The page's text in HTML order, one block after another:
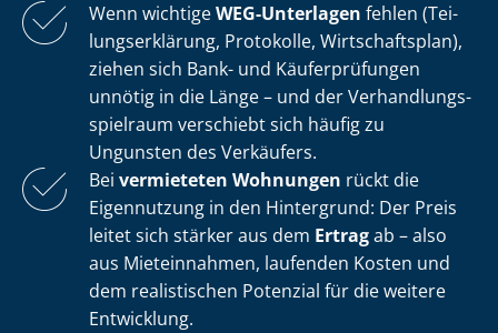
Wenn wichtigeWEG-Unterlagen fehlen (Tei­
lungs­er­klä­rung, Protokolle, Wirtschaftsplan),
ziehen sich Bank- und Käuferprüfungen
unnötig in die Länge – und der Ver­hand­lungs­
spiel­raum verschiebt sich häufig zu
Ungunsten des Verkäufers.
Bei vermieteten Wohnungen rückt die
Eigennutzung in den Hintergrund: Der Preis
leitet sich stärker aus dem Ertragab – also
aus Mieteinnahmen, laufenden Kosten und
dem realistischen Potenzial für die weitere
Entwicklung.